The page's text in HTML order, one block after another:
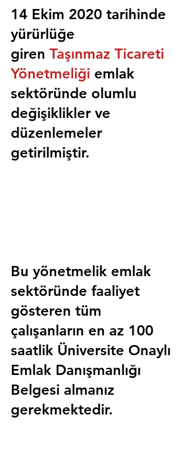
14 Ekim 2020 tarihinde
yürürlüğe
giren Taşınmaz Ticareti
Yönetmeliği emlak
sektöründe olumlu
değişiklikler ve
düzenlemeler
getirilmiştir.
Bu yönetmelik emlak
sektöründe faaliyet
gösteren tüm
çalışanların en az 100
saatlik Üniversite Onaylı
Emlak Danışmanlığı
Belgesi almanız
gerekmektedir.